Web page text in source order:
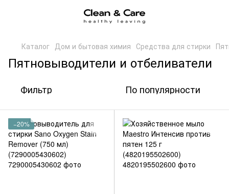
Каталог Дом и бытовая химия Средства для стирки
Пятновыводители и отбеливатели
Фильтр По популярности
−20%